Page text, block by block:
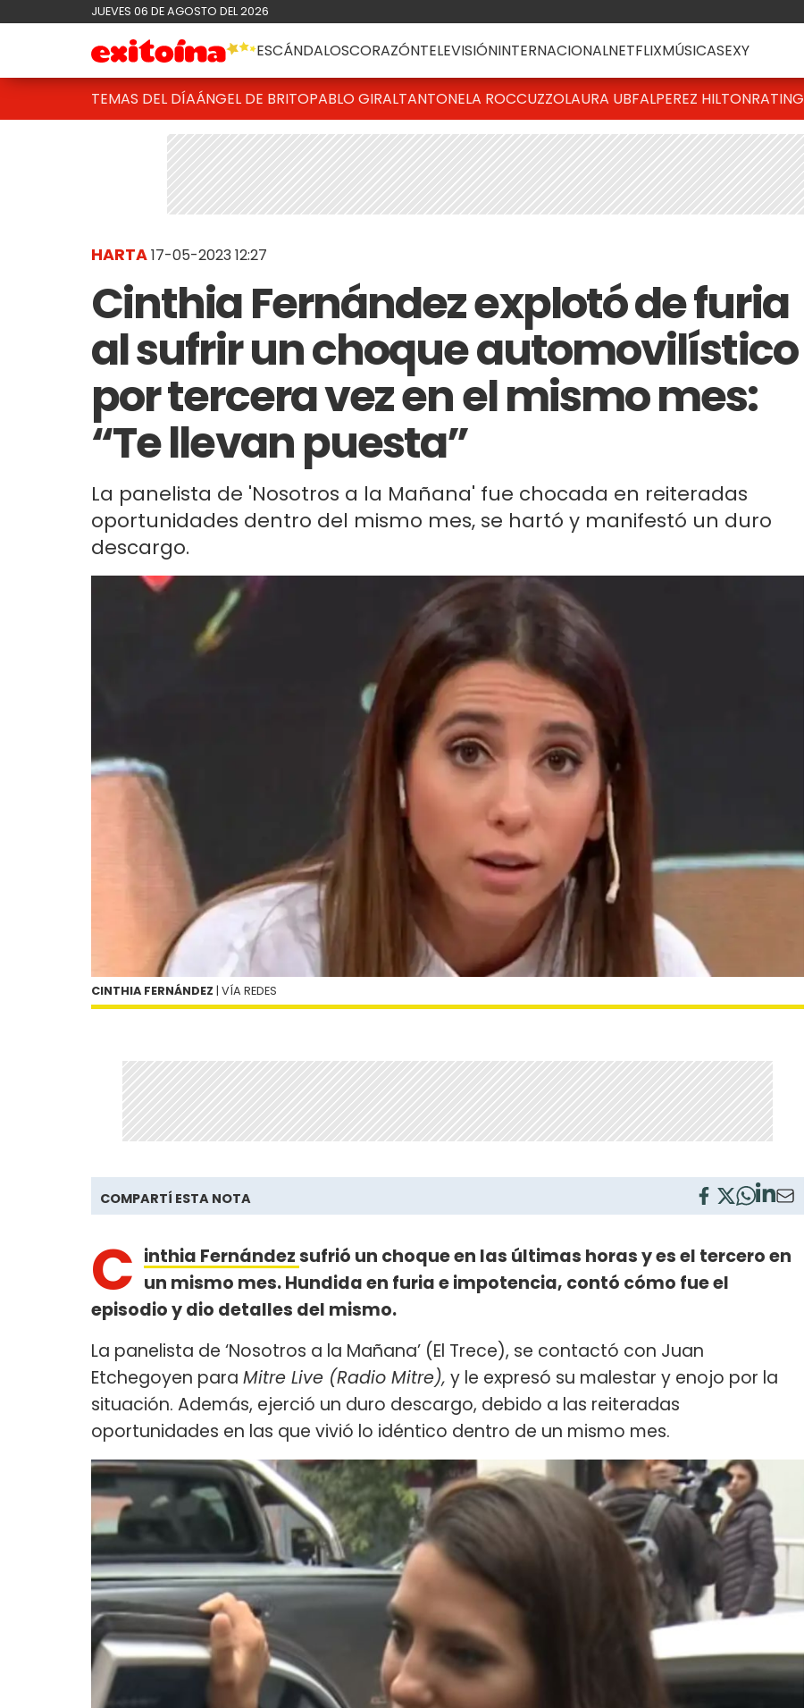
JUEVES 06 DE AGOSTO DEL 2026
ESCÁNDALOSCORAZÓNTELEVISIÓNINTERNACIONALNETFLIXMÚSICASEXY
TEMAS DEL DÍAÁNGEL DE BRITOPABLO GIRALTANTONELA ROCCUZZOLAURA UBFALPEREZ HILTONRATING
HARTA17-05-2023 12:27
Cinthia Fernández explotó de furia
al sufrir un choque automovilístico
por tercera vez en el mismo mes:
“Te llevan puesta”
La panelista de 'Nosotros a la Mañana' fue chocada en reiteradas
oportunidades dentro del mismo mes, se hartó y manifestó un duro
descargo.
CINTHIA FERNÁNDEZ | VÍA REDES
COMPARTÍ ESTA NOTA
C inthia Fernándezsufrió un choque en las últimas horas y es el tercero en
un mismo mes. Hundida en furia e impotencia, contó cómo fue el
episodio y dio detalles del mismo.
La panelista de ‘Nosotros a la Mañana’ (El Trece), se contactó con Juan
Etchegoyen para Mitre Live (Radio Mitre), y le expresó su malestar y enojo por la
situación. Además, ejerció un duro descargo, debido a las reiteradas
oportunidades en las que vivió lo idéntico dentro de un mismo mes.